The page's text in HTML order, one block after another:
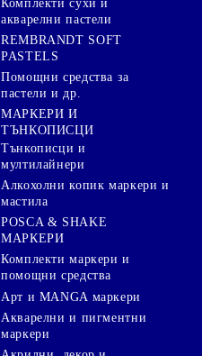
Комплекти сухи и
акварелни пастели
REMBRANDT SOFT
PASTELS
Помощни средства за
пастели и др.
МАРКЕРИ И
ТЪНКОПИСЦИ
Тънкописци и
мултилайнери
Алкохолни копик маркери и
мастила
POSCA & SHAKE
МАРКЕРИ
Комплекти маркери и
помощни средства
Арт и MANGA маркери
Акварелни и пигментни
маркери